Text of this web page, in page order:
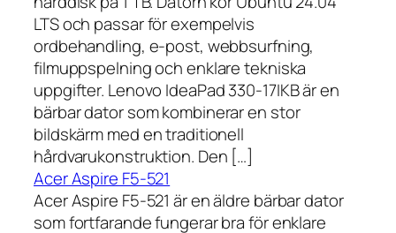
LTS och passar för exempelvis
ordbehandling, e-post, webbsurfning,
filmuppspelning och enklare tekniska
uppgifter. Lenovo IdeaPad 330-17IKB är en
bärbar dator som kombinerar en stor
bildskärm med en traditionell
hårdvarukonstruktion. Den […]
Acer Aspire F5-521
Acer Aspire F5-521 är en äldre bärbar dator
som fortfarande fungerar bra för enklare